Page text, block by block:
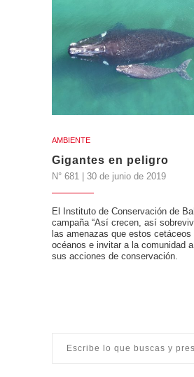
AMBIENTE
Gigantes en peligro
N° 681 | 30 de junio de 2019
El Instituto de Conservación de
campaña “Así crecen, así
las amenazas que estos cetáceos
océanos e invitar a la comunidad
sus acciones de conservación.